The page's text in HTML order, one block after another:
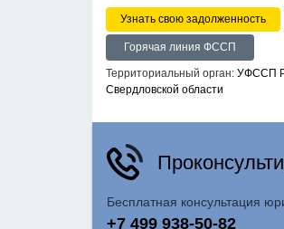
Узнать свою задолженность
Горячая линия ФССП
Территориальный орган: УФССП
Свердловской области